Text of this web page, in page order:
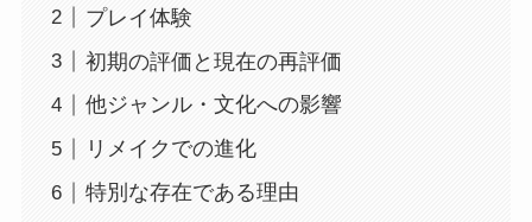
プレイ体験
初期の評価と現在の再評価
他ジャンル・文化への影響
リメイクでの進化
特別な存在である理由